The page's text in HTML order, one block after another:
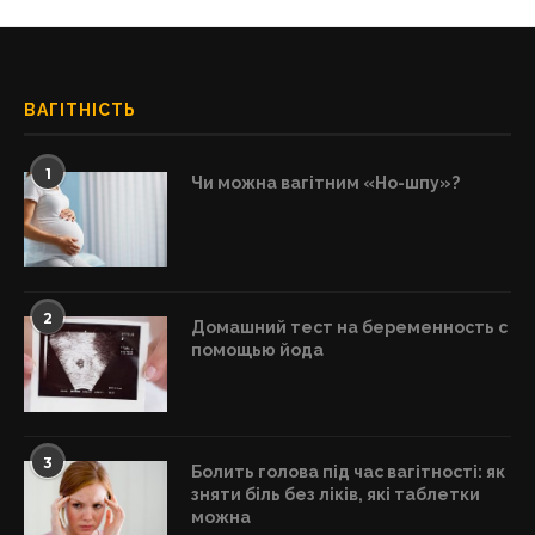
ВАГІТНІСТЬ
1 Чи можна вагітним «Но-шпу»?
2
Домашний тест на беременность с
помощью йода
3
Болить голова під час вагітності: як
зняти біль без ліків, які таблетки
можна